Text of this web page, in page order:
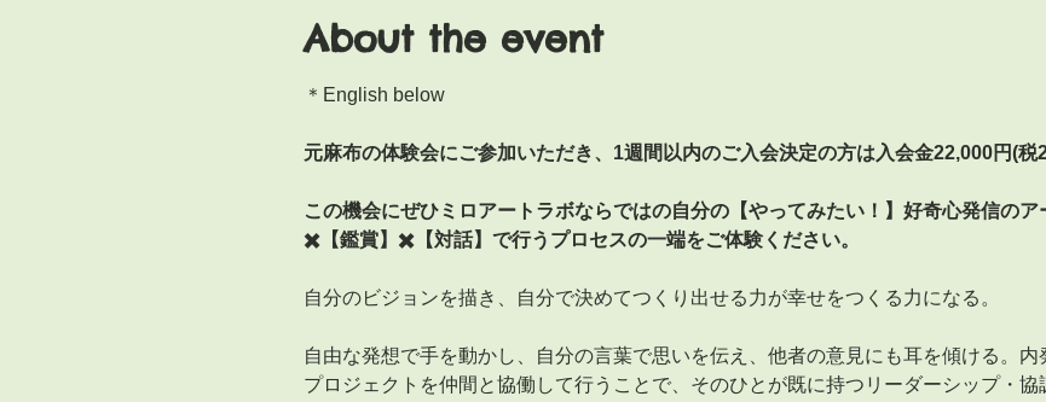
About the event
＊English below
元麻布の体験会にご参加いただき、1週間以内のご入会決定の方は入会金22,000円(税
この機会にぜひミロアートラボならではの自分の【やってみたい！】好奇心発信のア
✖️【鑑賞】✖️【対話】で行うプロセスの一端をご体験ください。
自分のビジョンを描き、自分で決めてつくり出せる力が幸せをつくる力になる。
自由な発想で手を動かし、自分の言葉で思いを伝え、他者の意見にも耳を傾ける。内
プロジェクトを仲間と協働して行うことで、そのひとが既に持つリーダーシップ・